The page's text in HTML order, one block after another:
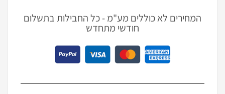
המחירים לא כוללים מע"מ - כל החבילות בתשלום
חודשי מתחדש